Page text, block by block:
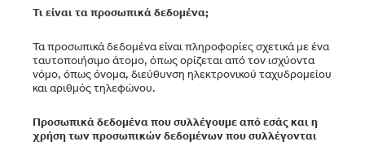
Τι είναι τα προσωπικά δεδομένα;
Τα προσωπικά δεδομένα είναι πληροφορίες σχετικά με ένα
ταυτοποιήσιμο άτομο, όπως ορίζεται από τον ισχύοντα
νόμο, όπως όνομα, διεύθυνση ηλεκτρονικού ταχυδρομείου
και αριθμός τηλεφώνου.
Προσωπικά δεδομένα που συλλέγουμε από εσάς και η
χρήση των προσωπικών δεδομένων που συλλέγονται